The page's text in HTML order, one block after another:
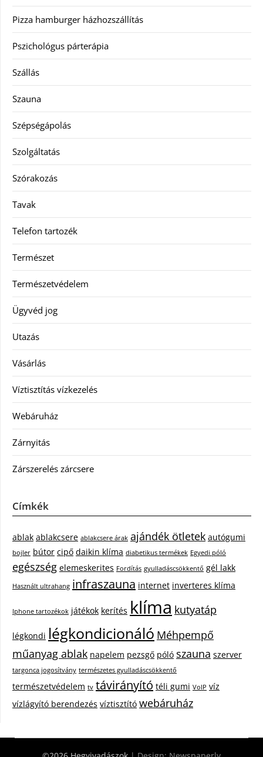
Pizza hamburger házhozszállítás
Pszichológus párterápia
Szállás
Szauna
Szépségápolás
Szolgáltatás
Szórakozás
Tavak
Telefon tartozék
Természet
Természetvédelem
Ügyvéd jog
Utazás
Vásárlás
Víztisztítás vízkezelés
Webáruház
Zárnyitás
Zárszerelés zárcsere
Címkék
ablak ablakcsere ablakcsere árak ajándék ötletek autógumi
bojler bútor cipő daikin klíma diabetikus termékek Egyedi póló
egészség elemeskerites Fordítás gyulladáscsökkentő gél lakk
Használt ultrahang infraszauna internet inverteres klíma
Iphone tartozékok játékok kerítés klíma kutyatáp
légkondi légkondicionáló Méhpempő
műanyag ablak napelem pezsgő póló szauna szerver
targonca jogosítvány természetes gyulladáscsökkentő
természetvédelem tv távirányító téli gumi VoIP víz
vízlágyító berendezés víztisztító webáruház